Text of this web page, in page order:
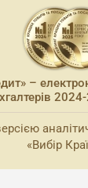
–
«Вибір